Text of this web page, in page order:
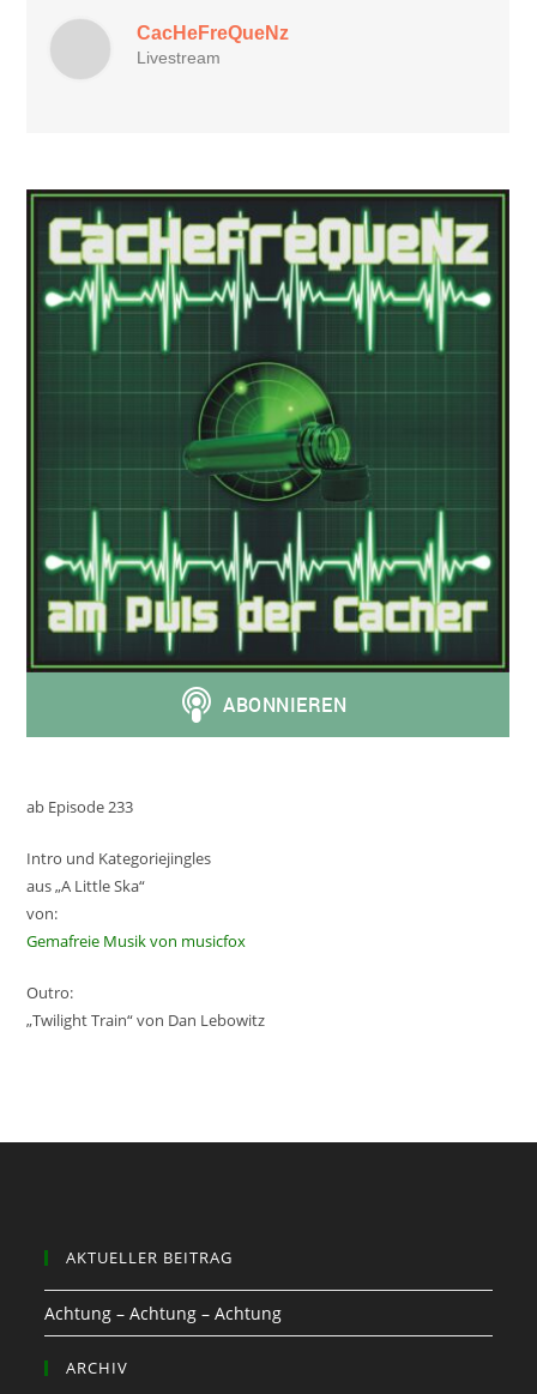
ab Episode 233
Intro und Kategoriejingles
aus „A Little Ska“
von:
Gemafreie Musik von musicfox
Outro:
„Twilight Train“ von Dan Lebowitz
AKTUELLER BEITRAG
Achtung – Achtung – Achtung
ARCHIV